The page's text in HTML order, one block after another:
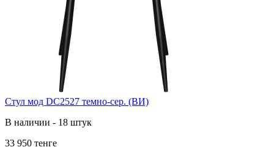
Стул мод DC2527 темно-сер. (ВИ)
В наличии - 18 штук
33 950 тенге